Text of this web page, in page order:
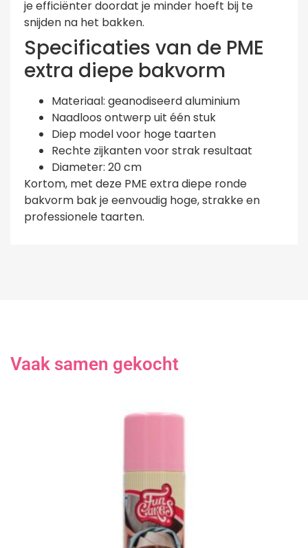
je efficiënter doordat je minder hoeft bij te
snijden na het bakken.
Specificaties van de PME
extra diepe bakvorm
Materiaal: geanodiseerd aluminium
Naadloos ontwerp uit één stuk
Diep model voor hoge taarten
Rechte zijkanten voor strak resultaat
Diameter: 20 cm
Kortom, met deze PME extra diepe ronde
bakvorm bak je eenvoudig hoge, strakke en
professionele taarten.
Vaak samen gekocht